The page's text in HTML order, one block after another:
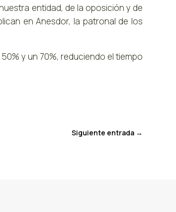
entidad, de la oposición y de
en Anesdor, la patronal de los
y un 70%, reduciendo el tiempo
Siguiente entrada→